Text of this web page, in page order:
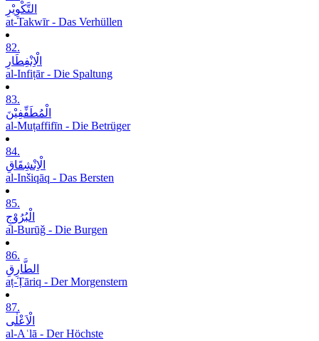
التَّکْوِیْرِ
at-Takwīr - Das Verhüllen
82.
الْاِنْفِطَارِ
al-Infiṭār - Die Spaltung
83.
الْمُطَفِّفِیْنَ
al-Muṭaffifīn - Die Betrüger
84.
الْاِنْشِقَاقِ
al-Inšiqāq - Das Bersten
85.
الْبُرُوْجِ
al-Burūǧ - Die Burgen
86.
الطَّارِقِ
aṭ-Ṭāriq - Der Morgenstern
87.
الْاَعْلٰی
al-Aʿlā - Der Höchste